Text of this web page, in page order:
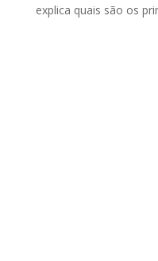
explica quais são os